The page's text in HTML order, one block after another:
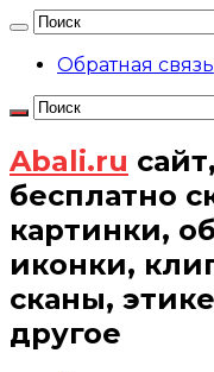
Обратная связь
Abali.ru
бесплатно
картинки,
иконки,
сканы,
другое